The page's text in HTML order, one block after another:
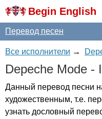
Begin English
Перевод песен
Все исполнители →
Depeche Mode -
Данный перевод песни
художественным, т.е.
узнать дословный